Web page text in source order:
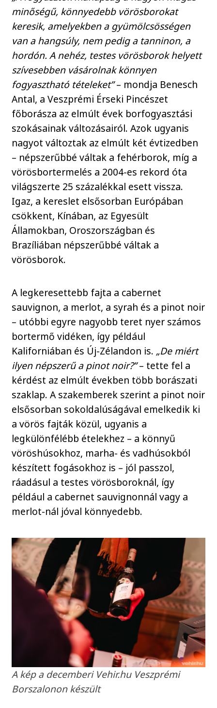
minőségű, könnyedebb vörösborokat
keresik, amelyekben a gyümölcsösségen
van a hangsúly, nem pedig a tanninon, a
hordón. A nehéz, testes vörösborok helyett
szívesebben vásárolnak könnyen
fogyasztható tételeket”– mondja Benesch
Antal, a Veszprémi Érseki Pincészet
főborásza az elmúlt évek borfogyasztási
szokásainak változásairól. Azok ugyanis
nagyot változtak az elmúlt két évtizedben
– népszerűbbé váltak a fehérborok, míg a
vörösbortermelés a 2004-es rekord óta
világszerte 25 százalékkal esett vissza.
Igaz, a kereslet elsősorban Európában
csökkent, Kínában, az Egyesült
Államokban, Oroszországban és
Brazíliában népszerűbbé váltak a
vörösborok.
A legkeresettebb fajta a cabernet
sauvignon, a merlot, a syrah és a pinot noir
– utóbbi egyre nagyobb teret nyer számos
bortermő vidéken, így például
Kaliforniában és Új-Zélandon is. „De miért
ilyen népszerű a pinot noir?”– tette fel a
kérdést az elmúlt években több borászati
szaklap. A szakemberek szerint a pinot noir
elsősorban sokoldalúságával emelkedik ki
a vörös fajták közül, ugyanis a
legkülönfélébb ételekhez – a könnyű
vöröshúsokhoz, marha- és vadhúsokból
készített fogásokhoz is – jól passzol,
ráadásul a testes vörösboroknál, így
például a cabernet sauvignonnál vagy a
merlot-nál jóval könnyedebb.
A kép a decemberi Vehir.hu Veszprémi
Borszalonon készült